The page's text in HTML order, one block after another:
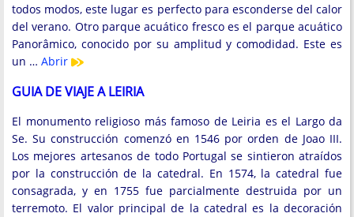
todos modos, este lugar es perfecto para esconderse del calor
del verano. Otro parque acuático fresco es el parque acuático
Panorâmico, conocido por su amplitud y comodidad. Este es
un … Abrir
GUIA DE VIAJE A LEIRIA
El monumento religioso más famoso de Leiria es el Largo da
Se. Su construcción comenzó en 1546 por orden de Joao III.
Los mejores artesanos de todo Portugal se sintieron atraídos
por la construcción de la catedral. En 1574, la catedral fue
consagrada, y en 1755 fue parcialmente destruida por un
terremoto. El valor principal de la catedral es la decoración